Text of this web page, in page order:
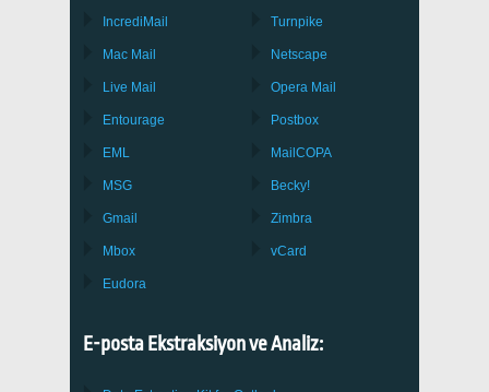
IncrediMail
Mac Mail
Live Mail
Entourage
EML
MSG
Gmail
Mbox
Eudora
Turnpike
Netscape
Opera Mail
Postbox
MailCOPA
Becky!
Zimbra
vCard
E-posta Ekstraksiyon ve Analiz: